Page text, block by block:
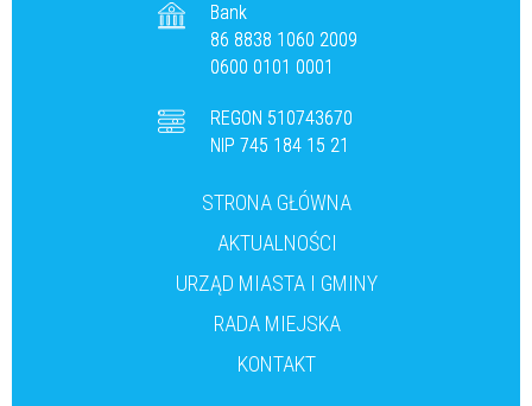
Bank
86 8838 1060 2009
0600 0101 0001
REGON 510743670
NIP 745 184 15 21
STRONA GŁÓWNA
AKTUALNOŚCI
URZĄD MIASTA I GMINY
RADA MIEJSKA
KONTAKT